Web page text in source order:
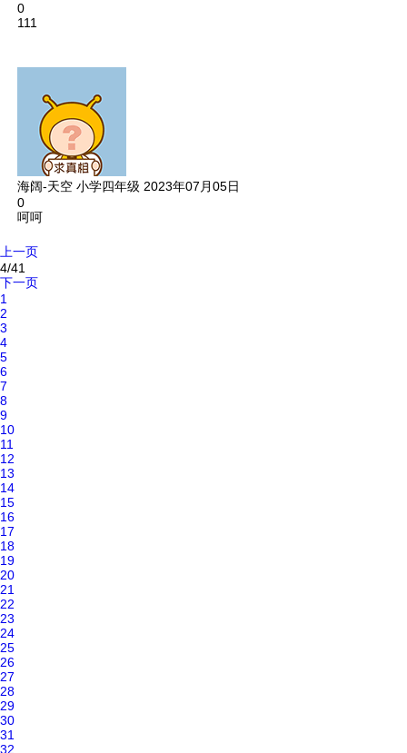
0
111
海阔-天空 小学四年级 2023年07月05日
0
呵呵
上一页
4/41
下一页
1
2
3
4
5
6
7
8
9
10
11
12
13
14
15
16
17
18
19
20
21
22
23
24
25
26
27
28
29
30
31
32